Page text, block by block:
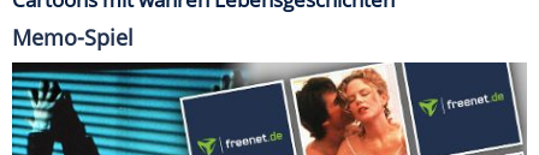
Memo-Spiel